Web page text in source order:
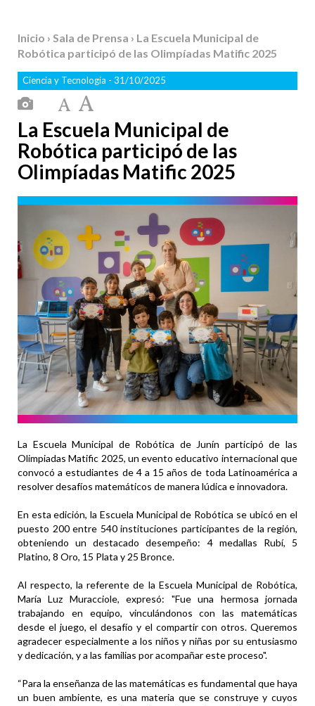
Inicio › Sala de Prensa › La Escuela Municipal de
Robótica participó de las Olimpíadas Matific 2025
Ciencia y Tecnología - 31/10/2025
La Escuela Municipal de
Robótica participó de las
Olimpíadas Matific 2025
La Escuela Municipal de Robótica de Junín participó de las
Olimpiadas Matific 2025, un evento educativo internacional que
convocó a estudiantes de 4 a 15 años de toda Latinoamérica a
resolver desafíos matemáticos de manera lúdica e innovadora.
En esta edición, la Escuela Municipal de Robótica se ubicó en el
puesto 200 entre 540 instituciones participantes de la región,
obteniendo un destacado desempeño: 4 medallas Rubí, 5
Platino, 8 Oro, 15 Plata y 25 Bronce.
Al respecto, la referente de la Escuela Municipal de Robótica,
María Luz Muracciole, expresó: "Fue una hermosa jornada
trabajando en equipo, vinculándonos con las matemáticas
desde el juego, el desafío y el compartir con otros. Queremos
agradecer especialmente a los niños y niñas por su entusiasmo
y dedicación, y a las familias por acompañar este proceso".
“Para la enseñanza de las matemáticas es fundamental que haya
un buen ambiente, es una materia que se construye y cuyos